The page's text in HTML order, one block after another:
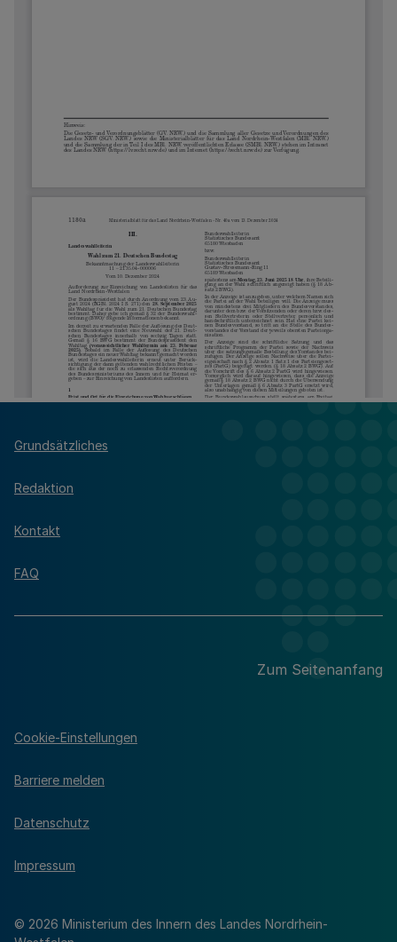
Grundsätzliches
Redaktion
Kontakt
FAQ
Zum Seitenanfang
© 2026 Ministerium des Innern des Landes Nordrhein-
Cookie-Einstellungen
Barriere melden
Datenschutz
Impressum